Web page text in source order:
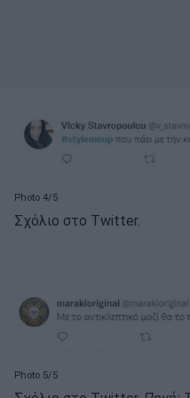
Photo 4/5
Σχόλιο στο Twitter.
Photo 5/5